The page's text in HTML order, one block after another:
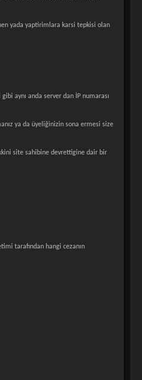
yada yaptirimlara karsi tepkisi olan
aynı anda server dan İP numarası
ya da üyeliğinizin sona ermesi size
site sahibine devrettigine dair bir
tarafından hangi cezanın